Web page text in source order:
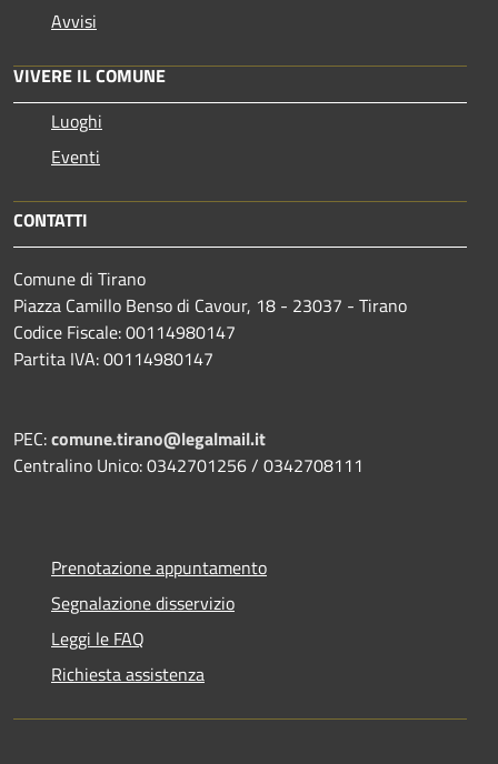
Avvisi
VIVERE IL COMUNE
Luoghi
Eventi
CONTATTI
Comune di Tirano
Piazza Camillo Benso di Cavour, 18 - 23037 - Tirano
Codice Fiscale: 00114980147
Partita IVA: 00114980147
PEC:comune.tirano@legalmail.it
Centralino Unico: 0342701256 / 0342708111
Prenotazione appuntamento
Segnalazione disservizio
Leggi le FAQ
Richiesta assistenza